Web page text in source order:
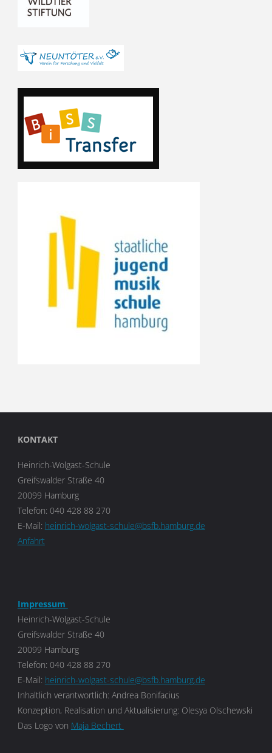
KONTAKT
Heinrich-Wolgast-Schule
Greifswalder Straße 40
20099 Hamburg
Telefon: 040 428 88 270
E-Mail: heinrich-wolgast-schule@bsfb.hamburg.de
Anfahrt
Impressum
Heinrich-Wolgast-Schule
Greifswalder Straße 40
20099 Hamburg
Telefon: 040 428 88 270
E-Mail: heinrich-wolgast-schule@bsfb.hamburg.de
Inhaltlich verantwortlich: Andrea Bonifacius
Konzeption, Realisation und Aktualisierung: Olesya Olschewski
Das Logo von Maja Bechert